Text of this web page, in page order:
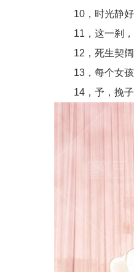
10，时光静好
11，这一刹，
12，死生契阔
13，每个女孩
14，予，挽子